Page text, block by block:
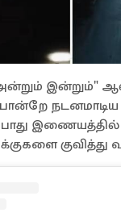
இன்றும்"
இணையத்தில்
குவித்து